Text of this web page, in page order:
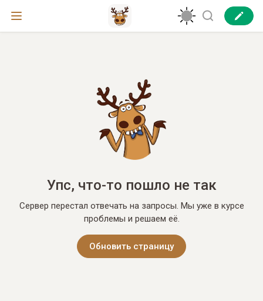
Упс, что-то пошло не так
Сервер перестал отвечать на запросы. Мы уже в курсе
проблемы и решаем её.
Обновить страницу